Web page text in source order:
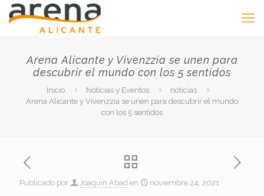
Arena Alicante y Vivenzzia se unen para
descubrir el mundo con los 5 sentidos
Inicio Noticias y Eventos
noticias
Arena Alicante y Vivenzzia se unen para descubrir el mundo
con los 5 sentidos
Publicado por Joaquin Abad en noviembre 24, 2021